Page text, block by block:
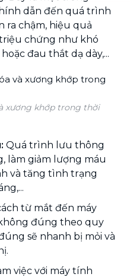
dẫn đến quá trình
ra chậm, hiệu quả
chứng như khó
đau thắt dạ dày,...
xương khớp trong thời
Quá trình lưu thông
làm giảm lượng máu
và tăng tình trạng
từ mắt đến máy
đúng theo quy
sẽ nhanh bị mỏi và
việc với máy tính